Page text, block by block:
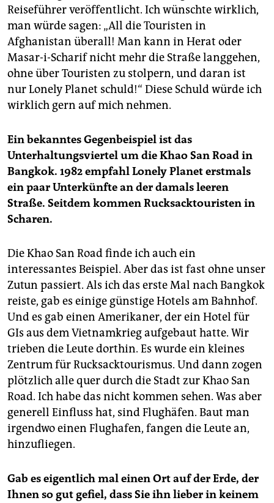
Reiseführer veröffentlicht. Ich wünschte wirklich,
man würde sagen: „All die Touristen in
Afghanistan überall! Man kann in Herat oder
Masar-i-Scharif nicht mehr die Straße langgehen,
ohne über Touristen zu stolpern, und daran ist
nur Lonely Planet schuld!“ Diese Schuld würde ich
wirklich gern auf mich nehmen.
Ein bekanntes Gegenbeispiel ist das
Unterhaltungsviertel um die Khao San Road in
Bangkok. 1982 empfahl Lonely Planet erstmals
ein paar Unterkünfte an der damals leeren
Straße. Seitdem kommen Rucksacktouristen in
Scharen.
Die Khao San Road finde ich auch ein
interessantes Beispiel. Aber das ist fast ohne unser
Zutun passiert. Als ich das erste Mal nach Bangkok
reiste, gab es einige günstige Hotels am Bahnhof.
Und es gab einen Amerikaner, der ein Hotel für
GIs aus dem Vietnamkrieg aufgebaut hatte. Wir
trieben die Leute dorthin. Es wurde ein kleines
Zentrum für Rucksacktourismus. Und dann zogen
plötzlich alle quer durch die Stadt zur Khao San
Road. Ich habe das nicht kommen sehen. Was aber
generell Einfluss hat, sind Flughäfen. Baut man
irgendwo einen Flughafen, fangen die Leute an,
hinzufliegen.
Gab es eigentlich mal einen Ort auf der Erde, der
Ihnen so gut gefiel, dass Sie ihn lieber in keinem